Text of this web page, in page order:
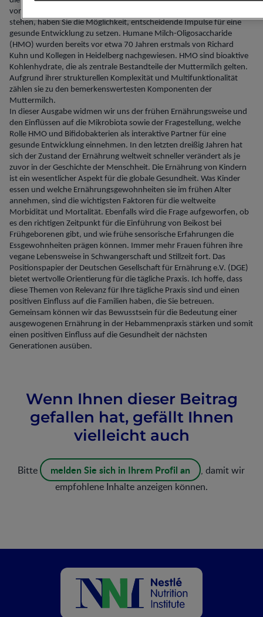
vorderster Front der Betreuung von Eltern und Neugeborenen
stehen, haben Sie die Möglichkeit, entscheidende Impulse für eine
gesunde Entwicklung zu setzen. Humane Milch-Oligosaccharide
(HMO) wurden bereits vor etwa 70 Jahren erstmals von Richard
Kuhn und Kollegen in Heidelberg nachgewiesen. HMO sind bioaktive
Kohlenhydrate, die als zentrale Bestandteile der Muttermilch gelten.
Aufgrund ihrer strukturellen Komplexität und Multifunktionalität
zählen sie zu den bemerkenswertesten Komponenten der
Muttermilch.
In dieser Ausgabe widmen wir uns der frühen Ernährungsweise und
den Einflüssen auf die Mikrobiota sowie der Fragestellung, welche
Rolle HMO und Bifidobakterien als interaktive Partner für eine
gesunde Entwicklung einnehmen. In den letzten dreißig Jahren hat
sich der Zustand der Ernährung weltweit schneller verändert als je
zuvor in der Geschichte der Menschheit. Die Ernährung von Kindern
ist ein wesentlicher Aspekt für die globale Gesundheit. Was Kinder
essen und welche Ernährungsgewohnheiten sie im frühen Alter
annehmen, sind die wichtigsten Faktoren für die weltweite
Morbidität und Mortalität. Ebenfalls wird die Frage aufgeworfen, ob
es den richtigen Zeitpunkt für die Einführung von Beikost bei
Frühgeborenen gibt, und wie frühe sensorische Erfahrungen die
Essgewohnheiten prägen können. Immer mehr Frauen führen ihre
vegane Lebensweise in Schwangerschaft und Stillzeit fort. Das
Positionspapier der Deutschen Gesellschaft für Ernährung e.V. (DGE)
bietet wertvolle Orientierung für die tägliche Praxis. Ich hoffe, dass
diese Themen von Relevanz für Ihre tägliche Praxis sind und einen
positiven Einfluss auf die Familien haben, die Sie betreuen.
Gemeinsam können wir das Bewusstsein für die Bedeutung einer
ausgewogenen Ernährung in der Hebammenpraxis stärken und somit
einen positiven Einfluss auf die Gesundheit der nächsten
Generationen ausüben.
Wenn Ihnen dieser Beitrag
gefallen hat, gefällt Ihnen
vielleicht auch
Bitte melden Sie sich in Ihrem Profil an
, damit wir
empfohlene Inhalte anzeigen können.